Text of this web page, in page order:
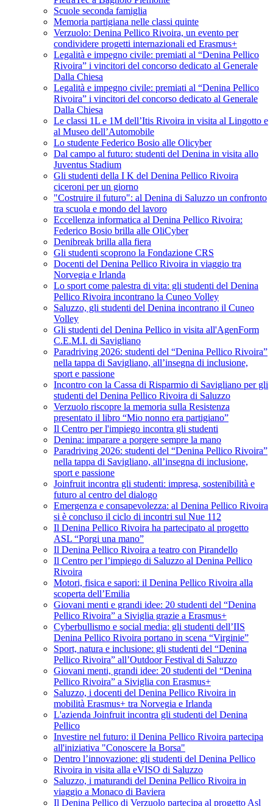
Scuole seconda famiglia
Memoria partigiana nelle classi quinte
Verzuolo: Denina Pellico Rivoira, un evento per
condividere progetti internazionali ed Erasmus+
Legalità e impegno civile: premiati al “Denina Pellico
Rivoira” i vincitori del concorso dedicato al Generale
Dalla Chiesa
Legalità e impegno civile: premiati al “Denina Pellico
Rivoira” i vincitori del concorso dedicato al Generale
Dalla Chiesa
Le classi 1L e 1M dell’Itis Rivoira in visita al Lingotto e
al Museo dell’Automobile
Lo studente Federico Bosio alle Olicyber
Dal campo al futuro: studenti del Denina in visita allo
Juventus Stadium
Gli studenti della I K del Denina Pellico Rivoira
ciceroni per un giorno
"Costruire il futuro": al Denina di Saluzzo un confronto
tra scuola e mondo del lavoro
Eccellenza informatica al Denina Pellico Rivoira:
Federico Bosio brilla alle OliCyber
Denibreak brilla alla fiera
Gli studenti scoprono la Fondazione CRS
Docenti del Denina Pellico Rivoira in viaggio tra
Norvegia e Irlanda
Lo sport come palestra di vita: gli studenti del Denina
Pellico Rivoira incontrano la Cuneo Volley
Saluzzo, gli studenti del Denina incontrano il Cuneo
Volley
Gli studenti del Denina Pellico in visita all'AgenForm
C.E.M.I. di Savigliano
Paradriving 2026: studenti del “Denina Pellico Rivoira”
nella tappa di Savigliano, all’insegna di inclusione,
sport e passione
Incontro con la Cassa di Risparmio di Savigliano per gli
studenti del Denina Pellico Rivoira di Saluzzo
Verzuolo riscopre la memoria sulla Resistenza
presentato il libro “Mio nonno era partigiano”
Il Centro per l'impiego incontra gli studenti
Denina: imparare a porgere sempre la mano
Paradriving 2026: studenti del “Denina Pellico Rivoira”
nella tappa di Savigliano, all’insegna di inclusione,
sport e passione
Joinfruit incontra gli studenti: impresa, sostenibilità e
futuro al centro del dialogo
Emergenza e consapevolezza: al Denina Pellico Rivoira
si è concluso il ciclo di incontri sul Nue 112
Il Denina Pellico Rivoira ha partecipato al progetto
ASL “Porgi una mano”
Il Denina Pellico Rivoira a teatro con Pirandello
Il Centro per l’impiego di Saluzzo al Denina Pellico
Rivoira
Motori, fisica e sapori: il Denina Pellico Rivoira alla
scoperta dell’Emilia
Giovani menti e grandi idee: 20 studenti del “Denina
Pellico Rivoira” a Siviglia grazie a Erasmus+
Cyberbullismo e social media: gli studenti dell’IIS
Denina Pellico Rivoira portano in scena “Virginie”
Sport, natura e inclusione: gli studenti del “Denina
Pellico Rivoira” all’Outdoor Festival di Saluzzo
Giovani menti, grandi idee: 20 studenti del “Denina
Pellico Rivoira” a Siviglia con Erasmus+
Saluzzo, i docenti del Denina Pellico Rivoira in
mobilità Erasmus+ tra Norvegia e Irlanda
L'azienda Joinfruit incontra gli studenti del Denina
Pellico
Investire nel futuro: il Denina Pellico Rivoira partecipa
all'iniziativa "Conoscere la Borsa"
Dentro l’innovazione: gli studenti del Denina Pellico
Rivoira in visita alla eVISO di Saluzzo
Saluzzo, i maturandi del Denina Pellico Rivoira in
viaggio a Monaco di Baviera
Il Denina Pellico di Verzuolo partecipa al progetto Asl